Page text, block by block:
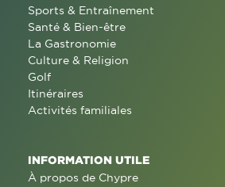
Sports & Entraînement
Santé & Bien-être
La Gastronomie
Culture & Religion
Golf
Itinéraires
Activités familiales
INFORMATION UTILE
À propos de Chypre